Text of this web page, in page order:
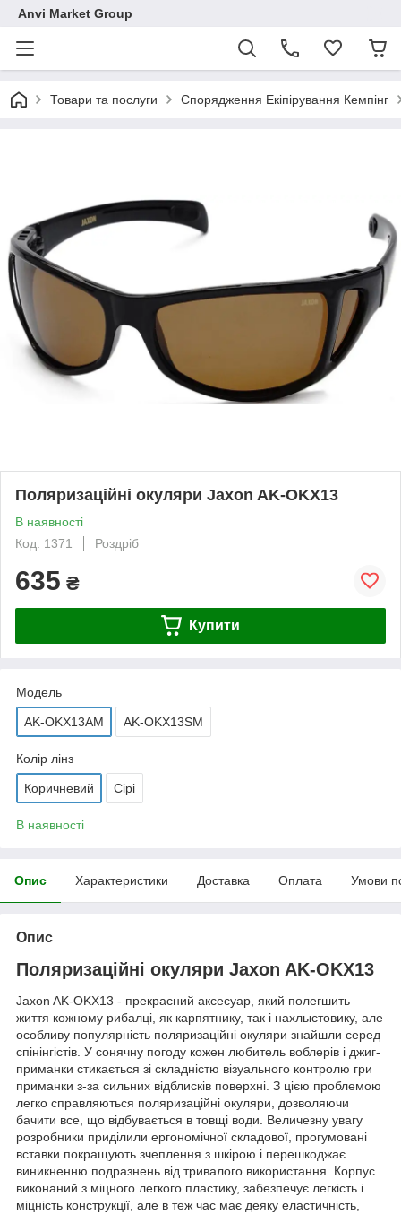
Anvi Market Group
Товари та послуги Спорядження Екіпірування Кемпінг
Поляризаційні окуляри Jaxon AK-OKX13
В наявності
Код: 1371
Роздріб
635 ₴
Купити
Модель
AK-OKX13AM AK-OKX13SM
Колір лінз
Коричневий Сірі
В наявності
Опис Характеристики Доставка Оплата Умови
Опис
Поляризаційні окуляри Jaxon AK-OKX13
Jaxon AK-OKX13 - прекрасний аксесуар, який полегшить
життя кожному рибалці, як карпятнику, так і нахлыстовику, але
особливу популярність поляризаційні окуляри знайшли серед
спінінгістів. У сонячну погоду кожен любитель воблерів і джиг-
приманки стикається зі складністю візуального контролю гри
приманки з-за сильних відблисків поверхні. З цією проблемою
легко справляються поляризаційні окуляри, дозволяючи
бачити все, що відбувається в товщі води. Величезну увагу
розробники приділили ергономічної складової, прогумовані
вставки покращують зчеплення з шкірою і перешкоджає
виникненню подразнень від тривалого використання. Корпус
виконаний з міцного легкого пластику, забезпечує легкість і
міцність конструкції, але в теж час має деяку еластичність,